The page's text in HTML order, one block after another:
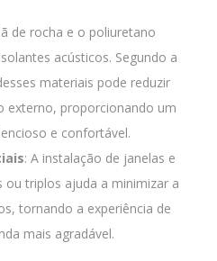
de rocha e o poliuretano
acústicos. Segundo a
materiais pode reduzir
externo, proporcionando um
e confortável.
: A instalação de janelas e
triplos ajuda a minimizar a
tornando a experiência de
mais agradável.